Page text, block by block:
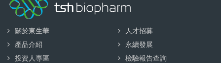
關於東生華
產品介紹
投資人專區
人才招募
永續發展
檢驗報告查詢